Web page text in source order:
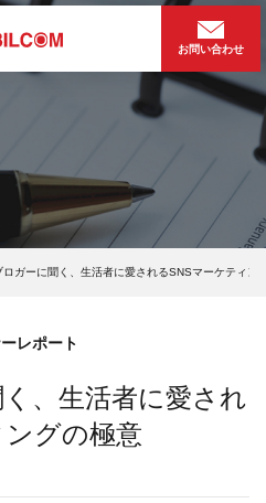
お問い合わせ
ロガーに聞く、生活者に愛されるSNSマーケティン
レポート
、生活者に愛され
グの極意